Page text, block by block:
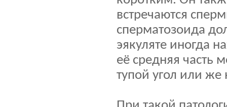
встречаются
сперматозоида
эякуляте иногда
её средняя часть
тупой угол или же